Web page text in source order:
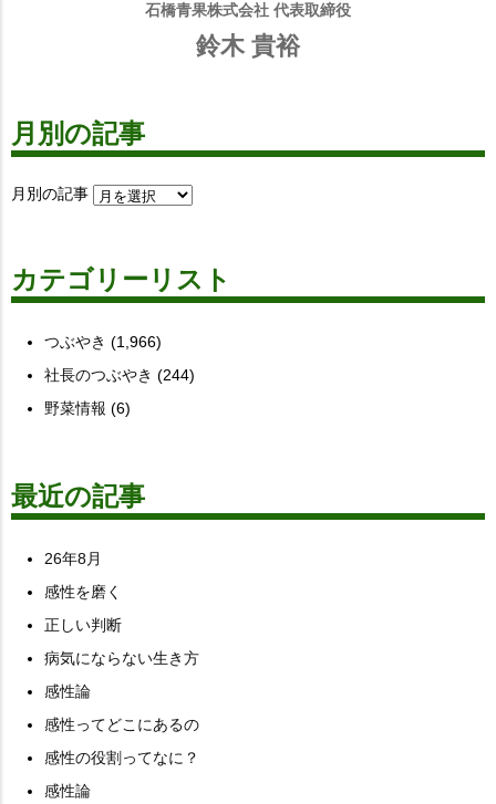
石橋青果株式会社 代表取締役
鈴木 貴裕
月別の記事
月別の記事
カテゴリーリスト
つぶやき (1,966)
社長のつぶやき (244)
野菜情報 (6)
最近の記事
26年8月
感性を磨く
正しい判断
病気にならない生き方
感性論
感性ってどこにあるの
感性の役割ってなに？
感性論